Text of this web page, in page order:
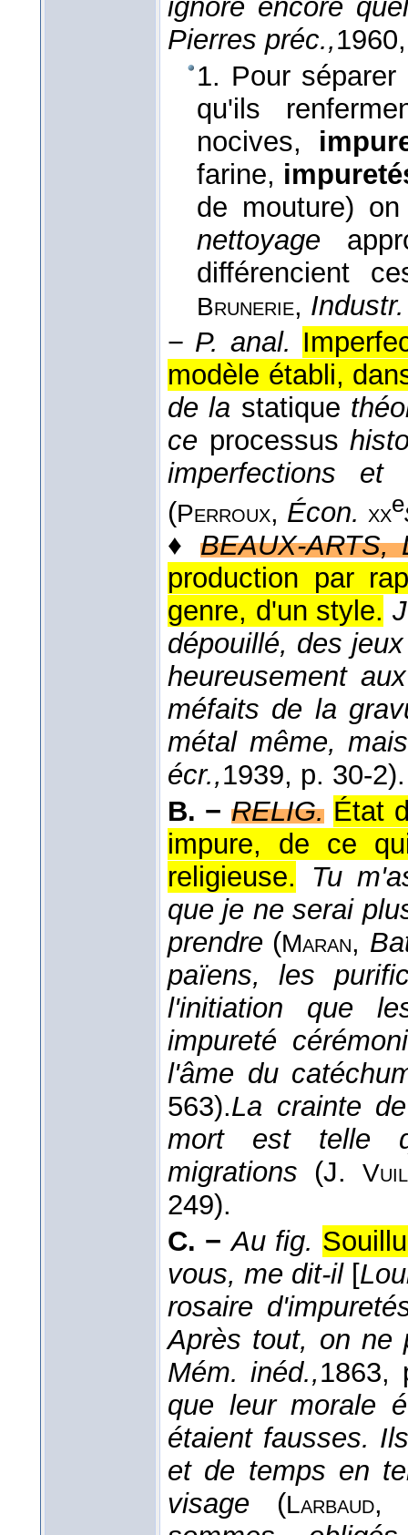
ignore encore
Pierres préc.,1960
1. Pour
qu'ils
nocives,
farine,
de mouture)
nettoyage
différencient
Brunerie,
− P. anal.
modèle établi,
de la statique
ce processus
imperfections
(Perroux, Écon. xxe
♦ BEAUX-ARTS,
production par
genre, d'un style.
dépouillé, des
heureusement
méfaits de la
métal même,
écr.,1939, p. 30-2).
B. − RELIG. État
impure, de ce
religieuse.
Tu
que je ne serai
prendre (Maran,
païens, les
l'initiation que
impureté
l'âme du
563).La crainte
mort est telle
migrations (J.
249).
C. − Au fig.
vous, me dit-il [
rosaire
Après tout, on ne
Mém. inéd.,1863,
que leur morale
étaient fausses.
et de temps en
visage (Larbaud